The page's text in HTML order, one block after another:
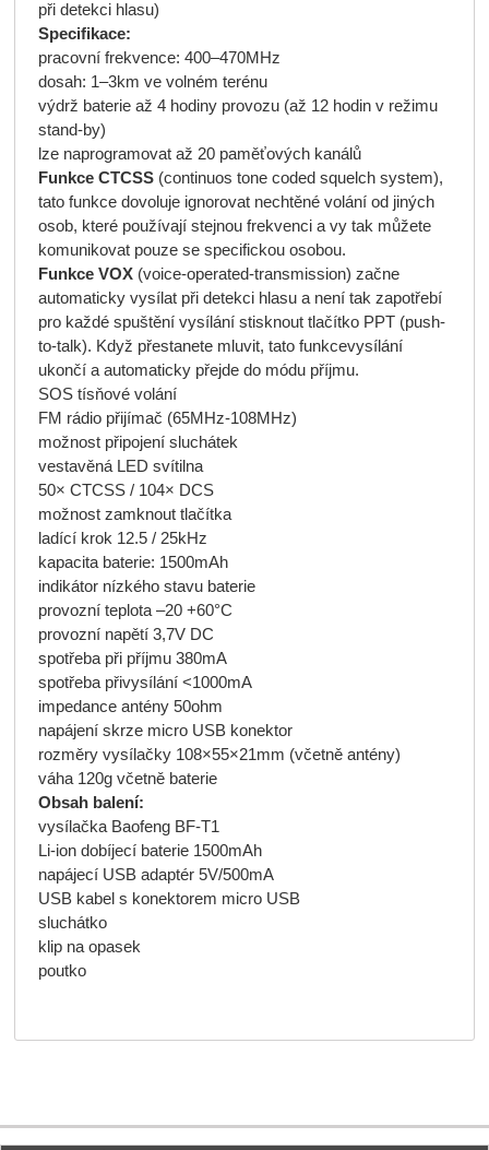
při detekci hlasu)
Specifikace:
pracovní frekvence: 400–470MHz
dosah: 1–3km ve volném terénu
výdrž baterie až 4 hodiny provozu (až 12 hodin v režimu
stand-by)
lze naprogramovat až 20 paměťových kanálů
Funkce CTCSS(continuos tone coded squelch system),
tato funkce dovoluje ignorovat nechtěné volání od jiných
osob, které používají stejnou frekvenci a vy tak můžete
komunikovat pouze se specifickou osobou.
Funkce VOX(voice-operated-transmission) začne
automaticky vysílat při detekci hlasu a není tak zapotřebí
pro každé spuštění vysílání stisknout tlačítko PPT (push-
to-talk). Když přestanete mluvit, tato funkcevysílání
ukončí a automaticky přejde do módu příjmu.
SOS tísňové volání
FM rádio přijímač (65MHz-108MHz)
možnost připojení sluchátek
vestavěná LED svítilna
50× CTCSS / 104× DCS
možnost zamknout tlačítka
ladící krok 12.5 / 25kHz
kapacita baterie: 1500mAh
indikátor nízkého stavu baterie
provozní teplota –20 +60°C
provozní napětí 3,7V DC
spotřeba při příjmu 380mA
spotřeba přivysílání <1000mA
impedance antény 50ohm
napájení skrze micro USB konektor
rozměry vysílačky 108×55×21mm (včetně antény)
váha 120g včetně baterie
Obsah balení:
vysílačka Baofeng BF-T1
Li-ion dobíjecí baterie 1500mAh
napájecí USB adaptér 5V/500mA
USB kabel s konektorem micro USB
sluchátko
klip na opasek
poutko